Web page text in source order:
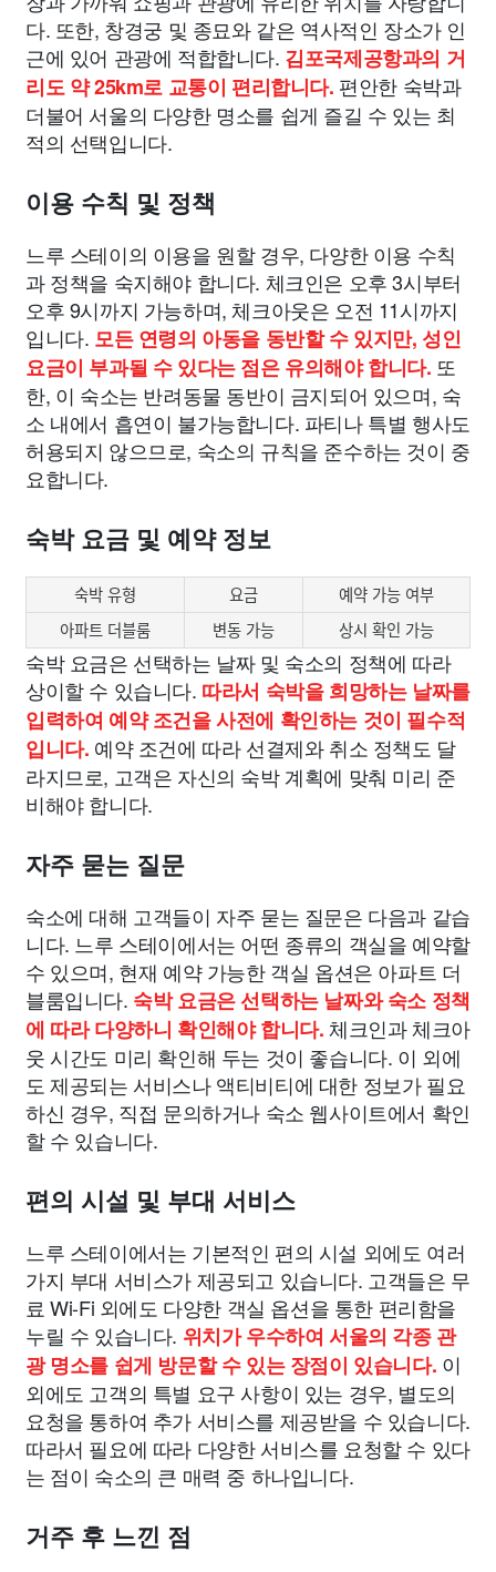
다. 또한, 창경궁 및 종묘와 같은 역사적인 장소가 인
근에 있어 관광에 적합합니다. 김포국제공항과의 거
리도 약 25km로 교통이 편리합니다. 편안한 숙박과
더불어 서울의 다양한 명소를 쉽게 즐길 수 있는 최
적의 선택입니다.
이용 수칙 및 정책
느루 스테이의 이용을 원할 경우, 다양한 이용 수칙
과 정책을 숙지해야 합니다. 체크인은 오후 3시부터
오후 9시까지 가능하며, 체크아웃은 오전 11시까지
입니다. 모든 연령의 아동을 동반할 수 있지만, 성인
요금이 부과될 수 있다는 점은 유의해야 합니다. 또
한, 이 숙소는 반려동물 동반이 금지되어 있으며, 숙
소 내에서 흡연이 불가능합니다. 파티나 특별 행사도
허용되지 않으므로, 숙소의 규칙을 준수하는 것이 중
요합니다.
숙박 요금 및 예약 정보
숙박 유형 요금
예약 가능 여부
아파트 더블룸
변동 가능 상시 확인 가능
숙박 요금은 선택하는 날짜 및 숙소의 정책에 따라
상이할 수 있습니다. 따라서 숙박을 희망하는 날짜를
입력하여 예약 조건을 사전에 확인하는 것이 필수적
입니다. 예약 조건에 따라 선결제와 취소 정책도 달
라지므로, 고객은 자신의 숙박 계획에 맞춰 미리 준
비해야 합니다.
자주 묻는 질문
숙소에 대해 고객들이 자주 묻는 질문은 다음과 같습
니다. 느루 스테이에서는 어떤 종류의 객실을 예약할
수 있으며, 현재 예약 가능한 객실 옵션은 아파트 더
블룸입니다. 숙박 요금은 선택하는 날짜와 숙소 정책
에 따라 다양하니 확인해야 합니다. 체크인과 체크아
웃 시간도 미리 확인해 두는 것이 좋습니다. 이 외에
도 제공되는 서비스나 액티비티에 대한 정보가 필요
하신 경우, 직접 문의하거나 숙소 웹사이트에서 확인
할 수 있습니다.
편의 시설 및 부대 서비스
느루 스테이에서는 기본적인 편의 시설 외에도 여러
가지 부대 서비스가 제공되고 있습니다. 고객들은 무
료 Wi-Fi 외에도 다양한 객실 옵션을 통한 편리함을
누릴 수 있습니다. 위치가 우수하여 서울의 각종 관
광 명소를 쉽게 방문할 수 있는 장점이 있습니다. 이
외에도 고객의 특별 요구 사항이 있는 경우, 별도의
요청을 통하여 추가 서비스를 제공받을 수 있습니다.
따라서 필요에 따라 다양한 서비스를 요청할 수 있다
는 점이 숙소의 큰 매력 중 하나입니다.
거주 후 느낀 점